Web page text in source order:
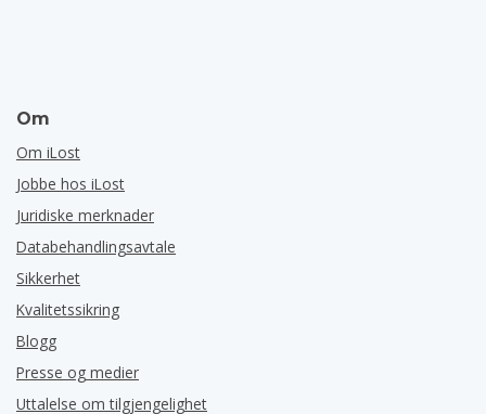
Om
Om iLost
Jobbe hos iLost
Juridiske merknader
Databehandlingsavtale
Sikkerhet
Kvalitetssikring
Blogg
Presse og medier
Uttalelse om tilgjengelighet